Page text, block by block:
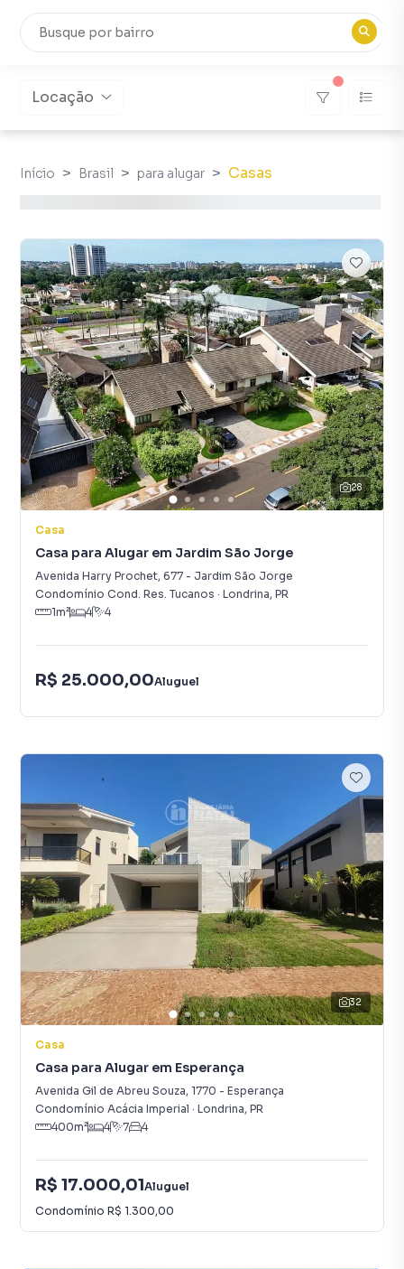
Locação
Início Brasil para alugar Casas
28
Casa
Casa para Alugar em Jardim São Jorge
Avenida Harry Prochet, 677 - Jardim São Jorge
Condomínio Cond. Res. Tucanos · Londrina, PR
1m² 4 4
R$ 25.000,00Aluguel
32
Casa
Casa para Alugar em Esperança
Avenida Gil de Abreu Souza, 1770 - Esperança
Condomínio Acácia Imperial · Londrina, PR
400m² 4 7 4
R$ 17.000,01Aluguel
Condomínio R$ 1.300,00